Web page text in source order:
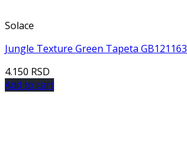
Solace
Jungle Texture Green Tapeta GB121163
4.150 RSD
Add to cart